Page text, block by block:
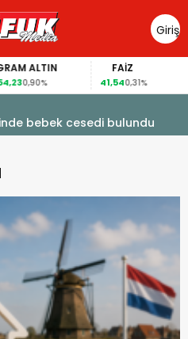
Giriş
Yap
ALTIN
0,90%
FAİZ
41,540,31%
bebek cesedi bulundu